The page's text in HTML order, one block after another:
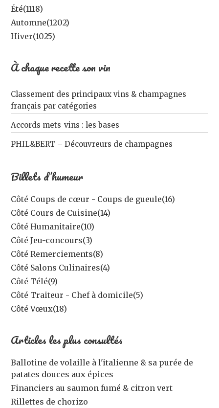
Été(1118)
Automne(1202)
Hiver(1025)
À chaque recette son vin
Classement des principaux vins & champagnes
français par catégories
Accords mets-vins : les bases
PHIL&BERT – Découvreurs de champagnes
Billets d’humeur
Côté Coups de cœur - Coups de gueule(16)
Côté Cours de Cuisine(14)
Côté Humanitaire(10)
Côté Jeu-concours(3)
Côté Remerciements(8)
Côté Salons Culinaires(4)
Côté Télé(9)
Côté Traiteur - Chef à domicile(5)
Côté Vœux(18)
Articles les plus consultés
Ballotine de volaille à l'italienne & sa purée de
patates douces aux épices
Financiers au saumon fumé & citron vert
Rillettes de chorizo